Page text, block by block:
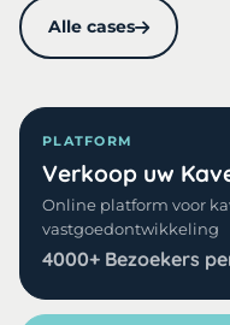
Alle cases
PLATFORM
Verkoop uw
Online platform voor
vastgoedontwikkeling
4000+ Bezoekers